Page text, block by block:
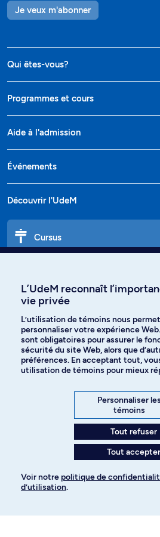
Je veux m'abonner
Qui êtes-vous?
Programmes et cours
Aide à l'admission
Événements
Découvrir l'UdeM
Cursus
Langues
Facebook
Politique de confidentialité
L’UdeM reconnaît
vie privée
L’utilisation de témoins nous
personnaliser votre expérience
sont obligatoires pour assurer le
sécurité du site Web, alors que
préférences. En acceptant tout,
utilisation de témoins pour mieux
Personnaliser les
témoins
Tout refuser
Tout accepter
Voir notre politique de
d’utilisation.